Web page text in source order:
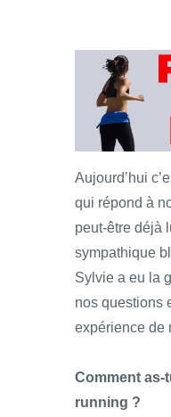
Aujourd’hui
qui répond à
peut-être déjà
sympathique
Sylvie a eu la
nos questions
expérience de
Comment as-
running ?